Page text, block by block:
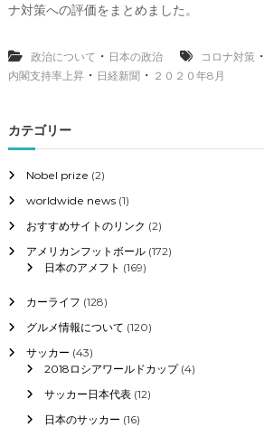
ナ対策への評価をまとめました。
政治について ・ 日本の政治 コロナ対策・
内閣支持率上昇・ 日経新聞・ ２０２０年8月
カテゴリー
Nobel prize (2)
worldwide news(1)
おすすめサイトのリンク (2)
アメリカンフットボール(172)
日本のアメフト (169)
カーライフ (128)
グルメ情報について (120)
サッカー (43)
2018ロシアワールドカップ(4)
サッカー日本代表(12)
日本のサッカー (16)